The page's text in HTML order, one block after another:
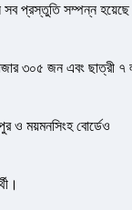
সব প্রস্তুতি সম্পন্ন হয়েছে
৩০৫ জন এবং ছাত্রী ৭
ও ময়মনসিংহ বোর্ডেও